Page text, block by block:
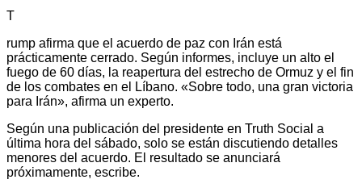
T
rump afirma que el acuerdo de paz con Irán está
prácticamente cerrado. Según informes, incluye un alto el
fuego de 60 días, la reapertura del estrecho de Ormuz y el fin
de los combates en el Líbano. «Sobre todo, una gran victoria
para Irán», afirma un experto.
Según una publicación del presidente en Truth Social a
última hora del sábado, solo se están discutiendo detalles
menores del acuerdo. El resultado se anunciará
próximamente, escribe.